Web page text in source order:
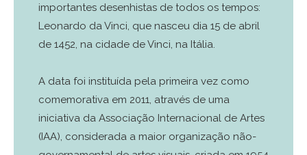
importantes desenhistas de todos os tempos:
Leonardo da Vinci, que nasceu dia 15 de abril
de 1452, na cidade de Vinci, na Itália.
A data foi instituída pela primeira vez como
comemorativa em 2011, através de uma
iniciativa da Associação Internacional de Artes
(IAA), considerada a maior organização não-